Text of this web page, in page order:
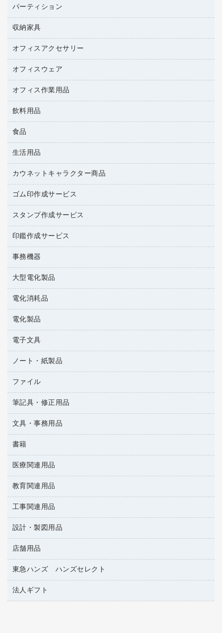
コピー用紙
ネットワーク／ＬＡＮアクセサリー
セキュリティ用品
ＵＳＢハブ／ＵＳＢアクセサリー
ＯＡフィルター
ＯＡクリーナー／エアダスター
ＬＡＮケーブル
ＨＤＤ／ＳＳＤ
ディスプレイモニター
デジタルカメラ
スキャナー
コピー機
メディア収納用品
オフィスチェア
ミーティングテーブル
デスク
カウンター
パーティション
ホワイトボード・黒板
収納家具
保管庫・書庫
ロッカー・下駄箱
その他収納
オフィスアクセサリー
オフィスアクセサリー
オフィスウェア
医療・介護・ワーキングウェア
ブラウス・シャツ
アウター
オフィス作業用品
養生用品
防災用品
防災用備蓄食品・飲料
台車・脚立
倉庫収納用品
作業用雑貨
梱包用品
梱包用テープ
園芸用品
ペット用品
飲料用品
緑茶飲料
茶葉・インスタント
紅茶・バラエティ飲料
レギュラーコーヒー
ミルク・シュガー
ソフトドリンク
コーヒーメーカー・備品
インスタントコーヒー
食品
食品
菓子
生活用品
浴室用品
台所用洗剤
掃除用品
掃除用洗剤
洗濯用品
消臭・芳香剤
殺虫剤
飲食用消耗品
ハンドソープ・石鹸
トイレ用品
トイレ用洗剤
ティッシュペーパー
ダストボックス
タオル・アメニティ用品
スリッパ・サンダル・シューズ
スポーツ・レジャー用品
ゴミ袋
キッチン用品
カウネットキャラクター商品
カウネットキャラクター商品
ゴム印作成サービス
ゴム印作成サービス
ゴム印（一行印）作成サービス
ゴム印（フリーサイズ印）作成サービス
スタンプ作成サービス
シヤチハタスタンプ作成サービス
カウネットスタンプ作成サービス
印鑑作成サービス
印鑑作成サービス
事務機器
大型シュレッダー（共配）
レーザーポインター
ラミネートフィルム
ラミネータ
タイムレコーダー
シュレッダ
ＯＨＰ用品
大型電化製品
冷蔵庫・キッチン・調理家電
テレビ・ＡＶ機器
電化消耗品
電球・蛍光灯
乾電池・充電池
フィルム・カメラ用品
デスクライト
アルバム
懐中電灯・ライト
電化製品
掃除機・クリーナー
空調・季節家電
その他電化製品
キッチン・調理家電
ＯＡタップ／延長コード
電子文具
電卓
ラベルテープ
その他電子文具
ノート・紙製品
封筒
粘着メモ
伝票
典礼用品
帳簿
額縁
各種用紙
ルーズリーフ
ファイル
名刺整理用品
板目表紙・綴込表紙
背幅が伸びるファイル
統一伝票用ファイル
収納保存用品
レターファイル
リングファイル
プレゼン用ファイル
ファイルボックス
パイプ式ファイル
その他ファイル
筆記具・修正用品
万年筆
筆ペン
消しゴム
修正液・修正ペン
修正テープ
鉛筆
マーキングペン（油性）
マーキングペン（水性）
ボールペン（油性）
文具・事務用品
輪ゴム
両面テープ
名札
保管・整理用品
壁面／足元収納
備品／小物ケース
透明テープ 事務用
電話台
書籍
雑誌
パソコンソフト
医療関連用品
保健用品
使い捨て手袋
感染症対策用品
介護用品
医療関連用品
教育関連用品
教育関連用品
工事関連用品
工事関連用品
屋外用品
設計・製図用品
設計・製図用品
店舗用品
店舗運営用品
陳列什器
紙手提げ袋
東急ハンズ ハンズセレクト
東急ハンズ
法人ギフト